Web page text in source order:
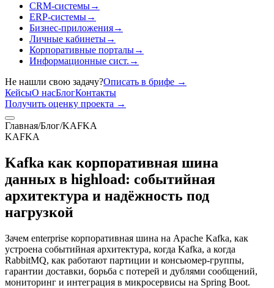
CRM-системы→
ERP-системы→
Бизнес-приложения→
Личные кабинеты→
Корпоративные порталы→
Информационные сист. →
Не нашли свою задачу?Описать в брифе →
КейсыО насБлогКонтакты
Получить оценку проекта →
Главная/Блог/KAFKA
KAFKA
Kafka как корпоративная шина
данных в highload: событийная
архитектура и надёжность под
нагрузкой
Зачем enterprise корпоративная шина на Apache Kafka, как
устроена событийная архитектура, когда Kafka, а когда
RabbitMQ, как работают партиции и консьюмер-группы,
гарантии доставки, борьба с потерей и дублями сообщений,
мониторинг и интеграция в микросервисы на Spring Boot.